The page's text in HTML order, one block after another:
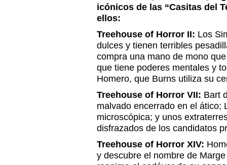
icónicos de las “Casitas del
ellos:
Treehouse of Horror II: Los
dulces y tienen terribles
compra una mano de mono
que tiene poderes mentales y
Homero, que Burns utiliza su
Treehouse of Horror VII: Bart
malvado encerrado en el ático;
microscópica; y unos
disfrazados de los candidatos
Treehouse of Horror XIV:
y descubre el nombre de